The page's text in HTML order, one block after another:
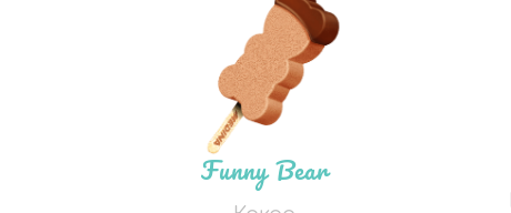
Funny Bear